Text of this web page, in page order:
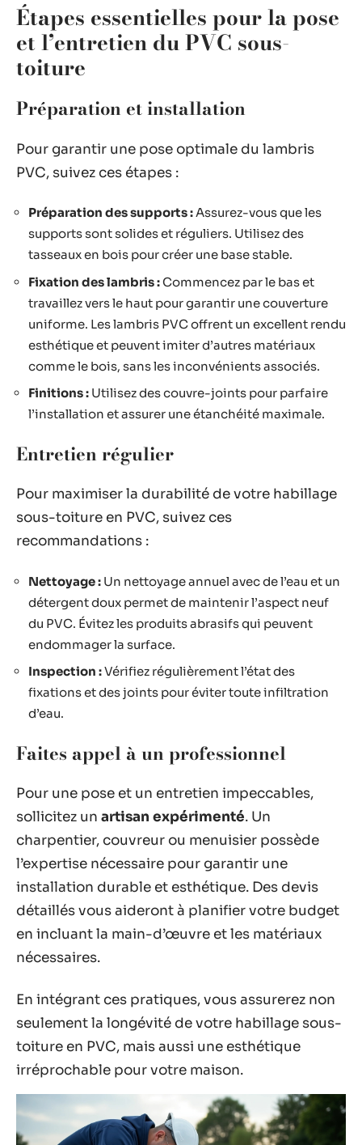
Étapes essentielles pour la pose
et l’entretien du PVC sous-
toiture
Préparation et installation
Pour garantir une pose optimale du lambris
PVC, suivez ces étapes :
Préparation des supports :Assurez-vous que les
supports sont solides et réguliers. Utilisez des
tasseaux en bois pour créer une base stable.
Fixation des lambris :Commencez par le bas et
travaillez vers le haut pour garantir une couverture
uniforme. Les lambris PVC offrent un excellent rendu
esthétique et peuvent imiter d’autres matériaux
comme le bois, sans les inconvénients associés.
Finitions : Utilisez des couvre-joints pour parfaire
l’installation et assurer une étanchéité maximale.
Entretien régulier
Pour maximiser la durabilité de votre habillage
sous-toiture en PVC, suivez ces
recommandations :
Nettoyage : Un nettoyage annuel avec de l’eau et un
détergent doux permet de maintenir l’aspect neuf
du PVC. Évitez les produits abrasifs qui peuvent
endommager la surface.
Inspection :Vérifiez régulièrement l’état des
fixations et des joints pour éviter toute infiltration
d’eau.
Faites appel à un professionnel
Pour une pose et un entretien impeccables,
sollicitez un artisan expérimenté. Un
charpentier, couvreur ou menuisier possède
l’expertise nécessaire pour garantir une
installation durable et esthétique. Des devis
détaillés vous aideront à planifier votre budget
en incluant la main-d’œuvre et les matériaux
nécessaires.
En intégrant ces pratiques, vous assurerez non
seulement la longévité de votre habillage sous-
toiture en PVC, mais aussi une esthétique
irréprochable pour votre maison.